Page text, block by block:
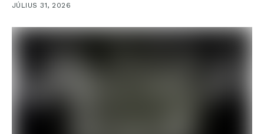
JÚLIUS 31, 2026